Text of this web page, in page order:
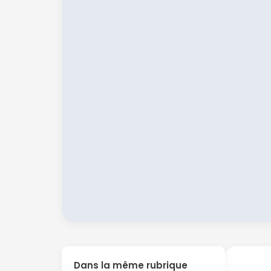
Dans la même rubrique